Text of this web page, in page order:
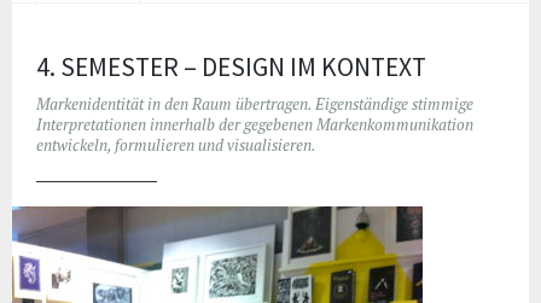
4. SEMESTER – DESIGN IM KONTEXT
Markenidentität in den Raum übertragen. Eigenständige stimmige
Interpretationen innerhalb der gegebenen Markenkommunikation
entwickeln, formulieren und visualisieren.